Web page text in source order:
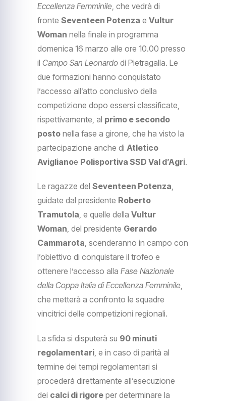
Eccellenza Femminile , che vedrà di
fronte Seventeen Potenza e Vultur
Woman nella finale in programma
domenica 16 marzo alle ore 10.00 presso
il Campo San Leonardo di Pietragalla. Le
due formazioni hanno conquistato
l’accesso all’atto conclusivo della
competizione dopo essersi classificate,
rispettivamente, al primo e secondo
posto nella fase a girone, che ha visto la
partecipazione anche di Atletico
Aviglianoe Polisportiva SSD Val d’Agri.
Le ragazze del Seventeen Potenza,
guidate dal presidente Roberto
Tramutola, e quelle della Vultur
Woman, del presidente Gerardo
Cammarota, scenderanno in campo con
l’obiettivo di conquistare il trofeo e
ottenere l’accesso alla Fase Nazionale
della Coppa Italia di Eccellenza Femminile,
che metterà a confronto le squadre
vincitrici delle competizioni regionali.
La sfida si disputerà su 90 minuti
regolamentari, e in caso di parità al
termine dei tempi regolamentari si
procederà direttamente all’esecuzione
dei calci di rigore per determinare la